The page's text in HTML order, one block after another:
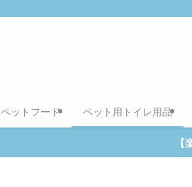
ペットフード ペット用トイレ用品